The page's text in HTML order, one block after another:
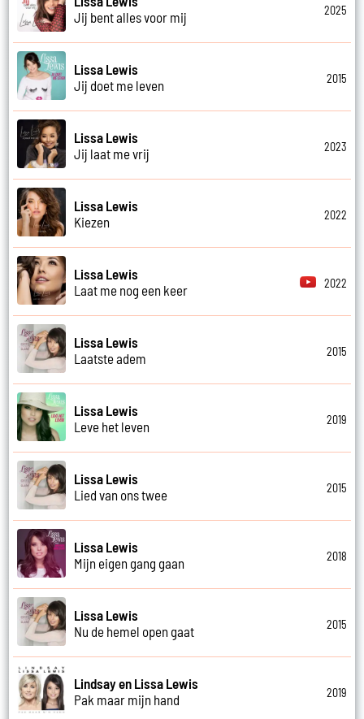
Jij bent alles voor mij
2025
Lissa Lewis
Jij doet me leven
2015
Lissa Lewis
Jij laat me vrij
2023
Lissa Lewis
Kiezen
2022
Lissa Lewis
Laat me nog een keer
2022
Lissa Lewis
Laatste adem
2015
Lissa Lewis
Leve het leven
2019
Lissa Lewis
Lied van ons twee
2015
Lissa Lewis
Mijn eigen gang gaan
2018
Lissa Lewis
Nu de hemel open gaat
2015
Lindsay en Lissa Lewis
Pak maar mijn hand
2019